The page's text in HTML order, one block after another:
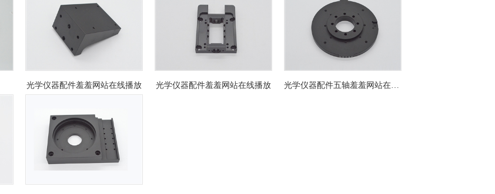
光学仪器配件羞羞网站在线播放 光学仪器配件羞羞网站在线播放 光学仪器配件五轴羞羞网站在线播放